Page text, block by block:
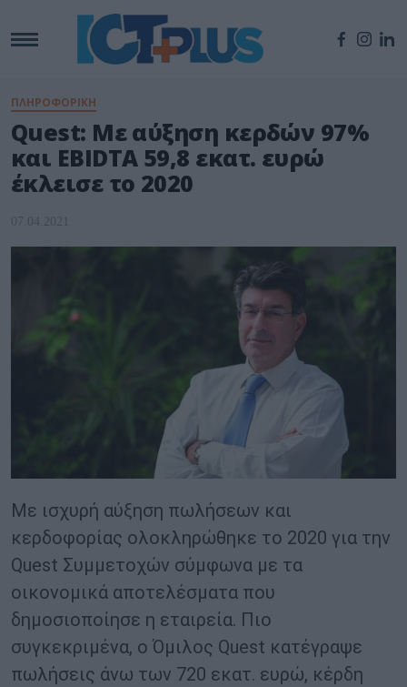
ΠΛΗΡΟΦΟΡΙΚΗ
Quest: Με αύξηση κερδών 97%
και EBIDTA 59,8 εκατ. ευρώ
έκλεισε το 2020
07.04.2021
Με ισχυρή αύξηση πωλήσεων και
κερδοφορίας ολοκληρώθηκε το 2020 για την
Quest Συμμετοχών σύμφωνα με τα
οικονομικά αποτελέσματα που
δημοσιοποίησε η εταιρεία. Πιο
συγκεκριμένα, ο Όμιλος Quest κατέγραψε
πωλήσεις άνω των 720 εκατ. ευρώ, κέρδη